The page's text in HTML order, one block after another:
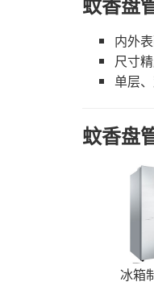
内外
尺寸
单层
蚊香盘
冰箱